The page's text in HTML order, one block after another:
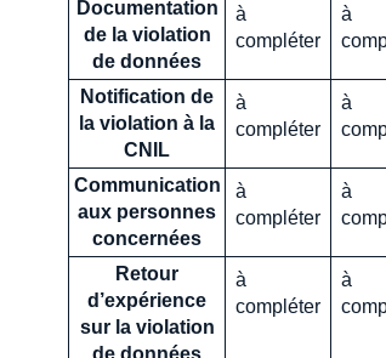
Documentation
de la violation
de données
à
compléter
à
Notification de
la violation à la
CNIL
à
compléter
à
Communication
aux personnes
concernées
à
compléter
à
Retour
d’expérience
sur la violation
de données
à
compléter
à